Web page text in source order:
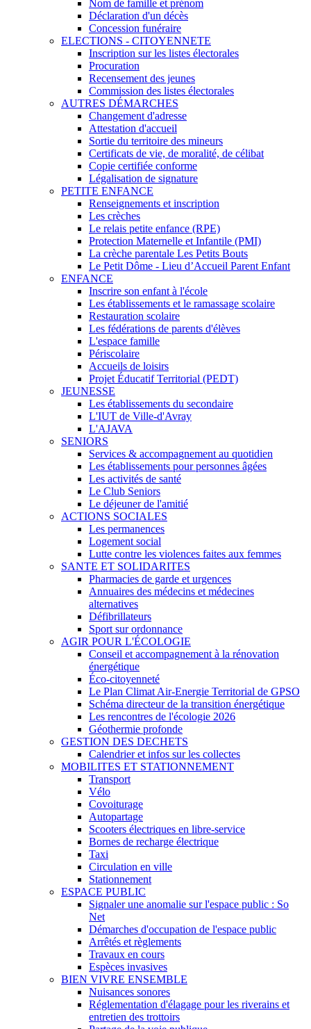
Nom de famille et prénom
Déclaration d'un décès
Concession funéraire
ELECTIONS - CITOYENNETE
Inscription sur les listes électorales
Procuration
Recensement des jeunes
Commission des listes électorales
AUTRES DÉMARCHES
Changement d'adresse
Attestation d'accueil
Sortie du territoire des mineurs
Certificats de vie, de moralité, de célibat
Copie certifiée conforme
Légalisation de signature
PETITE ENFANCE
Renseignements et inscription
Les crèches
Le relais petite enfance (RPE)
Protection Maternelle et Infantile (PMI)
La crèche parentale Les Petits Bouts
Le Petit Dôme - Lieu d’Accueil Parent Enfant
ENFANCE
Inscrire son enfant à l'école
Les établissements et le ramassage scolaire
Restauration scolaire
Les fédérations de parents d'élèves
L'espace famille
Périscolaire
Accueils de loisirs
Projet Éducatif Territorial (PEDT)
JEUNESSE
Les établissements du secondaire
L'IUT de Ville-d'Avray
L'AJAVA
SENIORS
Services & accompagnement au quotidien
Les établissements pour personnes âgées
Les activités de santé
Le Club Seniors
Le déjeuner de l'amitié
ACTIONS SOCIALES
Les permanences
Logement social
Lutte contre les violences faites aux femmes
SANTE ET SOLIDARITES
Pharmacies de garde et urgences
Annuaires des médecins et médecines
alternatives
Défibrillateurs
Sport sur ordonnance
AGIR POUR L'ÉCOLOGIE
Conseil et accompagnement à la rénovation
énergétique
Éco-citoyenneté
Le Plan Climat Air-Energie Territorial de GPSO
Schéma directeur de la transition énergétique
Les rencontres de l'écologie 2026
Géothermie profonde
GESTION DES DECHETS
Calendrier et infos sur les collectes
MOBILITES ET STATIONNEMENT
Transport
Vélo
Covoiturage
Autopartage
Scooters électriques en libre-service
Bornes de recharge électrique
Taxi
Circulation en ville
Stationnement
ESPACE PUBLIC
Signaler une anomalie sur l'espace public : So
Net
Démarches d'occupation de l'espace public
Arrêtés et règlements
Travaux en cours
Espèces invasives
BIEN VIVRE ENSEMBLE
Nuisances sonores
Réglementation d'élagage pour les riverains et
entretien des trottoirs